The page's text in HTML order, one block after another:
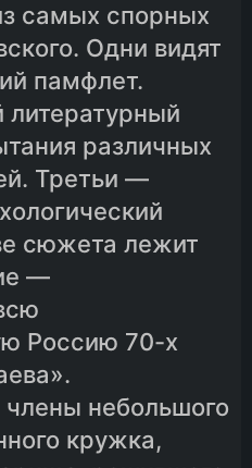
в хлопотах
описали
Роковое утро
первый
самых спорных
Одни видят
памфлет.
различных
Третьи —
сюжета лежит
—
Россию 70-х
небольшого
кружка,